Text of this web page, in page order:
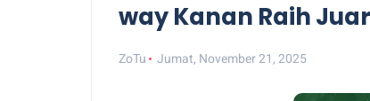
way Kanan Raih
ZoTu Jumat, November 21, 2025